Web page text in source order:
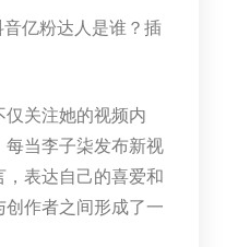
仅关注她的视频内
当李子柒发布新视
表达自己的喜爱和
作者之间形成了一